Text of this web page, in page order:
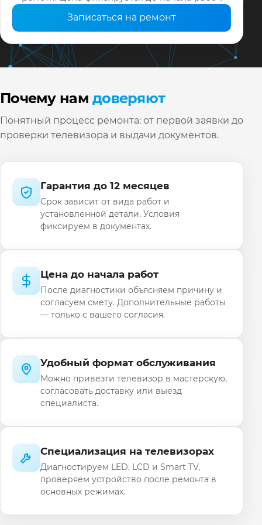
Записаться на ремонт
Почему намдоверяют
Понятный процесс ремонта: от первой заявки до
проверки телевизора и выдачи документов.
Гарантия до 12 месяцев
Срок зависит от вида работ и
установленной детали. Условия
фиксируем в документах.
Цена до начала работ
После диагностики объясняем причину и
согласуем смету. Дополнительные работы
— только с вашего согласия.
Удобный формат обслуживания
Можно привезти телевизор в мастерскую,
согласовать доставку или выезд
специалиста.
Специализация на телевизорах
Диагностируем LED, LCD и Smart TV,
проверяем устройство после ремонта в
основных режимах.